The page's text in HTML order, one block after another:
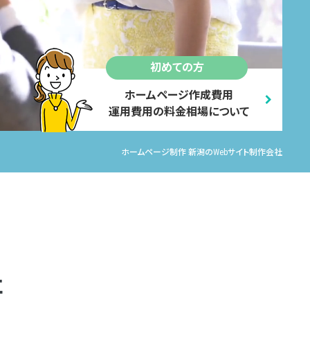
ホームページ制作 新潟のWebサイト制作会社
初めての方
ホームページ作成費用
運用費用の料金相場について